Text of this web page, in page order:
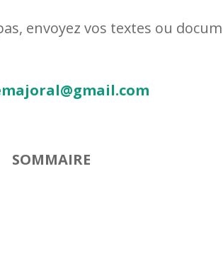
envoyez vos textes ou
SOMMAIRE